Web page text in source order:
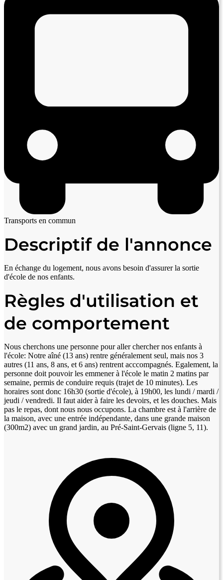
Transports en commun
Descriptif de l'annonce
En échange du logement, nous avons besoin d'assurer la sortie
d'école de nos enfants.
Règles d'utilisation et
de comportement
Nous cherchons une personne pour aller chercher nos enfants à
l'école: Notre aîné (13 ans) rentre généralement seul, mais nos 3
autres (11 ans, 8 ans, et 6 ans) rentrent acccompagnés. Egalement, la
personne doit pouvoir les emmener à l'école le matin 2 matins par
semaine, permis de conduire requis (trajet de 10 minutes). Les
horaires sont donc 16h30 (sortie d'école), à 19h00, les lundi / mardi /
jeudi / vendredi. Il faut aider à faire les devoirs, et les douches. Mais
pas le repas, dont nous nous occupons. La chambre est à l'arrière de
la maison, avec une entrée indépendante, dans une grande maison
(300m2) avec un grand jardin, au Pré-Saint-Gervais (ligne 5, 11).